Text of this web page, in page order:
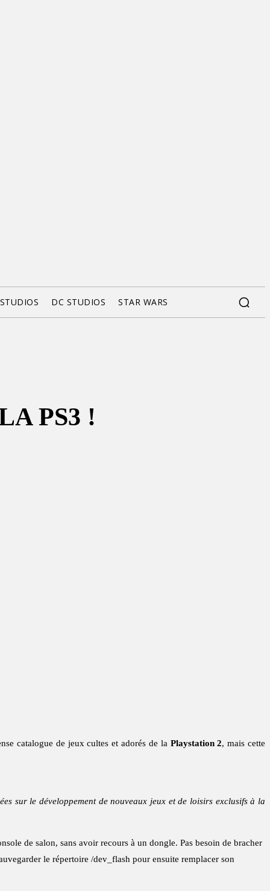
DC STUDIOS STAR WARS
PS3 !
catalogue de jeux cultes et adorés de la Playstation 2, mais cette
sur le développement de nouveaux jeux et de loisirs exclusifs à la
de salon, sans avoir recours à un dongle. Pas besoin de bracher
le répertoire /dev_flash pour ensuite remplacer son